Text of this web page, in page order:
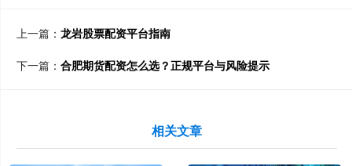
上一篇： 龙岩股票配资平台指南
下一篇： 合肥期货配资怎么选？正规平台与风险提示
相关文章